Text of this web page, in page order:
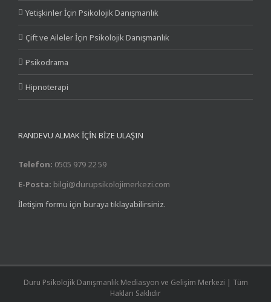
Yetişkinler İçin Psikolojik Danışmanlık
Çift ve Aileler İçin Psikolojik Danışmanlık
Psikodrama
Hipnoterapi
RANDEVU ALMAK İÇİN BİZE ULAŞIN
Telefon: 0505 979 22 59
E-Posta: bilgi@durupsikolojimerkezi.com
İletişim formu için buraya tıklayabilirsiniz.
Duru Psikolojik Danışmanlık Mediasyon ve Gelişim Merkezi | Tüm
Hakları Saklıdır